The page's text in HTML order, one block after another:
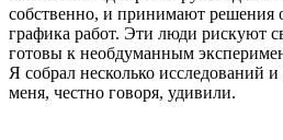
собственно, и принимают решения
графика работ. Эти люди рискуют
готовы к необдуманным
Я собрал несколько исследований
меня, честно говоря, удивили.